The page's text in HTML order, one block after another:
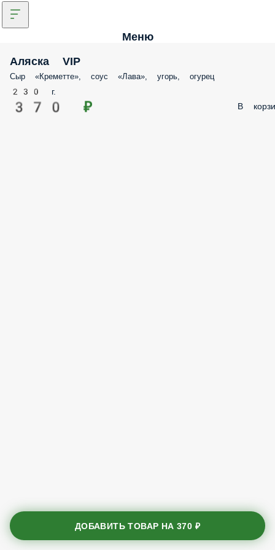
Меню
Аляска VIP
Сыр «Креметте», соус «Лава», угорь, огурец
230 г.
370 ₽ В
ДОБАВИТЬ ТОВАР НА370 ₽